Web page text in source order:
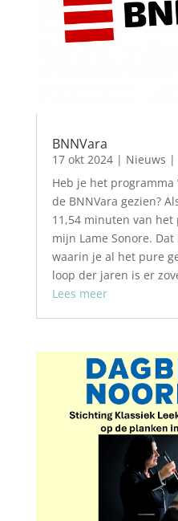
BNNVara
17 okt 2024| Nieuws |
Heb je het programma
de BNNVara gezien?
11,54 minuten van
mijn Lame Sonore.
waarin je al het pure
loop der jaren is er
Lees meer